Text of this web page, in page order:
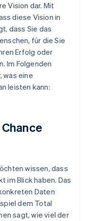
Vision dar. Mit
diese Vision in
dass Sie das
für die Sie
Erfolg oder
Im Folgenden
was eine
leisten kann:
wissen, dass
im Blick haben. Das
Daten
dem Total
sagt, wie viel der